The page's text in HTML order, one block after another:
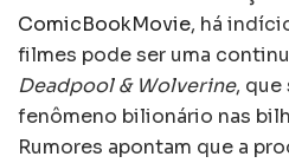
ComicBookMovie, há
filmes pode ser uma
Deadpool & Wolverine, que
fenômeno bilionário nas
Rumores apontam que a